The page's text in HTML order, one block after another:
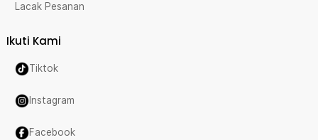
Lacak Pesanan
Ikuti Kami
Tiktok
Instagram
Facebook